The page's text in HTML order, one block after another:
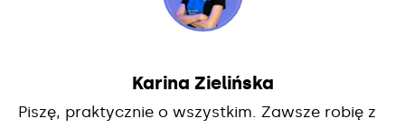
Karina Zielińska
Piszę, praktycznie o wszystkim. Zawsze robię z